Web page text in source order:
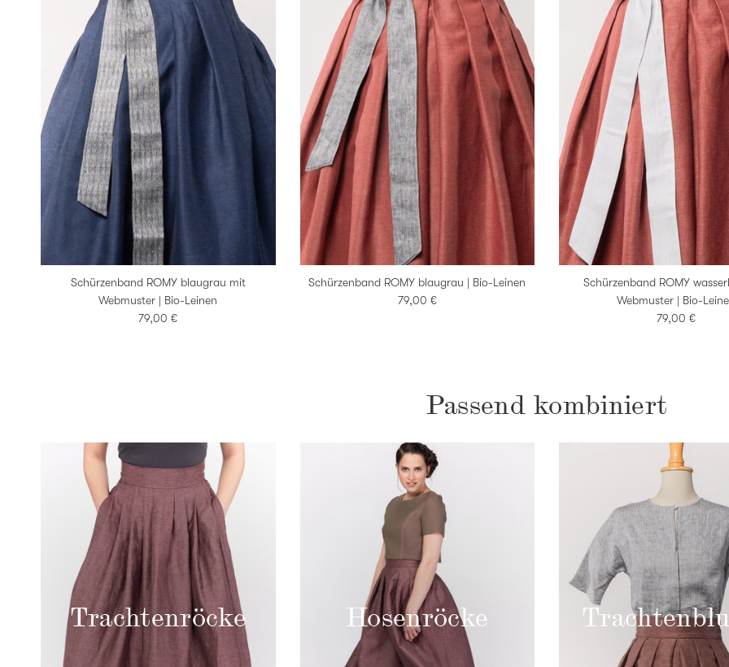
Schürzenband ROMY blaugrau mit
Webmuster | Bio-Leinen
Normaler Preis
79,00 €
Schürzenband ROMY blaugrau | Bio-Leinen
Normaler Preis
79,00 €
Schürzenband ROMY
Webmuster | Bio-
Normaler Preis
79,00 €
Passend kombiniert
Trachten­röcke Hosen­röcke